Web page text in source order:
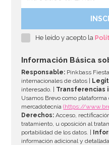
Set de 2 Moldes para
He leído y acepto la
Información Básica
Responsable: Pinkbass
internacionales de datos |
interesado. | Transferencias
Usamos Brevo como
mercadotecnia(https://
Derechos: Acceso,
tratamiento, u oposición al
portabilidad de los datos. |
información adicional y